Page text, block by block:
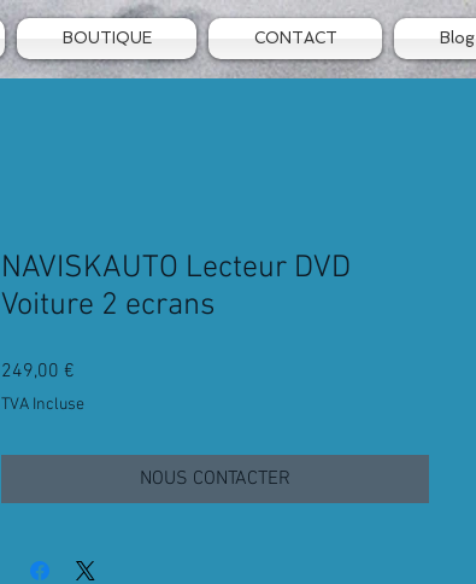
BOUTIQUE CONTACT Blog
NAVISKAUTO Lecteur DVD
Voiture 2 ecrans
249,00 €
TVA Incluse
NOUS CONTACTER